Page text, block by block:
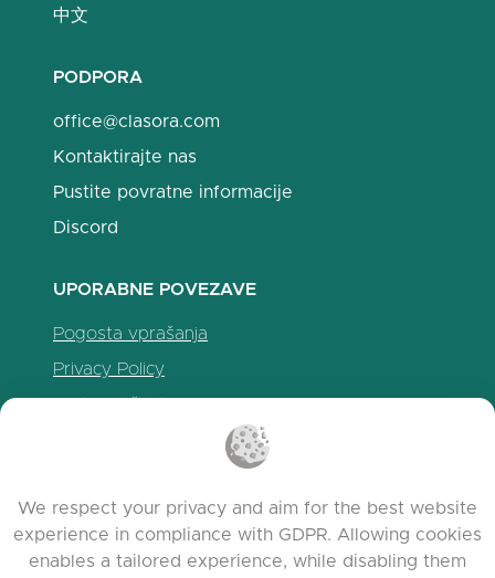
中文
PODPORA
office@clasora.com
Kontaktirajte nas
Pustite povratne informacije
Discord
UPORABNE POVEZAVE
Pogosta vprašanja
Privacy Policy
We respect your privacy and aim for the best website
experience in compliance with GDPR. Allowing cookies
enables a tailored experience, while disabling them